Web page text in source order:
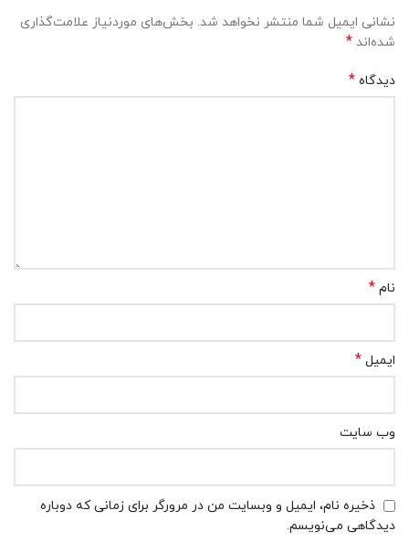
نشانی ایمیل شما منتشر نخواهد شد. بخش‌های موردنیاز علامت‌گذاری
شده‌اند *
دیدگاه *
نام *
ایمیل *
وب‌ سایت
ذخیره نام، ایمیل و وبسایت من در مرورگر برای زمانی که دوباره
دیدگاهی می‌نویسم.